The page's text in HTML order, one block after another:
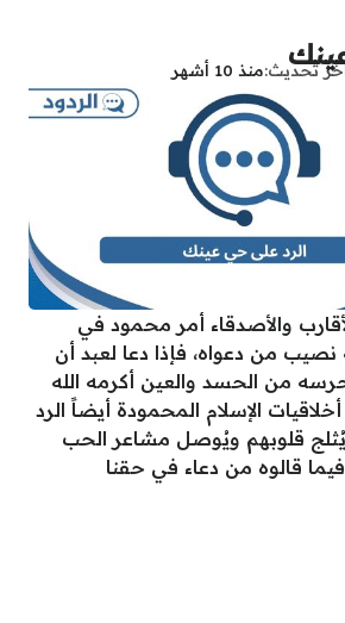
تحديث منذ 10 أشهر
والأصدقاء أمر محمود في
نصيب من دعواه، فإذا دعا لعبد أن
من الحسد والعين أكرمه الله
الإسلام المحمودة أيضاً الرد
يُثلج قلوبهم ويُوصل مشاعر الحب
قالوه من دعاء في حقنا